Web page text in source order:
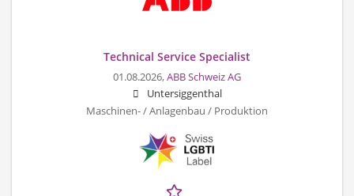
Technical Service Specialist
01.08.2026,ABB Schweiz AG
Untersiggenthal
Maschinen- / Anlagenbau / Produktion